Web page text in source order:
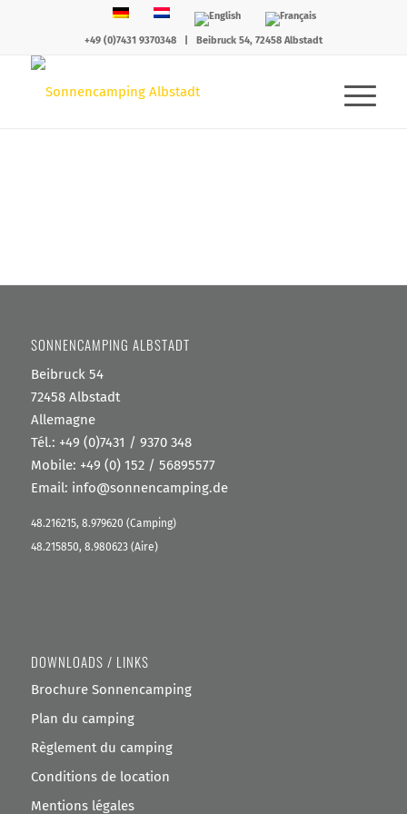
+49 (0)7431 9370348| Beibruck 54, 72458 Albstadt
SONNENCAMPING ALBSTADT
Beibruck 54
72458 Albstadt
Allemagne
Tél.: +49 (0)7431 / 9370 348
Mobile: +49 (0) 152 / 56895577
Email: info@sonnencamping.de
48.216215, 8.979620 (Camping)
48.215850, 8.980623 (Aire)
DOWNLOADS / LINKS
Brochure Sonnencamping
Plan du camping
Règlement du camping
Conditions de location
Mentions légales